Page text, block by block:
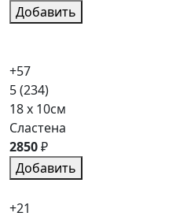
Добавить
+57
5(234)
18 x 10см
Сластена
2850₽
Добавить
+21